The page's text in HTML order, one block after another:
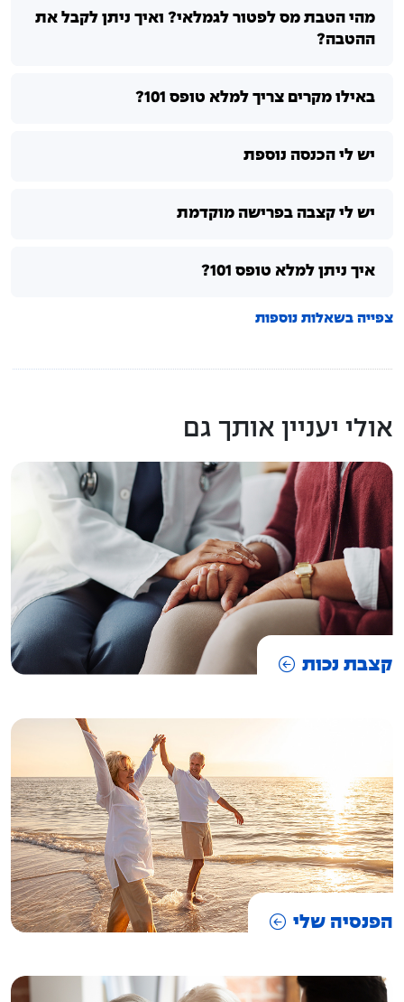
מהי הטבת מס לפטור לגמלאי? ואיך ניתן לקבל את
ההטבה?
באילו מקרים צריך למלא טופס 101?
יש לי הכנסה נוספת
יש לי קצבה בפרישה מוקדמת
איך ניתן למלא טופס 101?
צפייה בשאלות נוספות
אולי יעניין אותך גם
קצבת נכות
הפנסיה שלי